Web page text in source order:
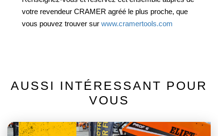
votre revendeur CRAMER agréé le plus proche, que
vous pouvez trouver sur www.cramertools.com
AUSSI INTÉRESSANT POUR
VOUS